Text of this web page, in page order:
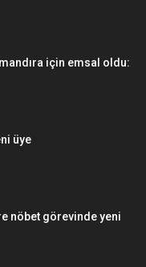
için emsal oldu:
üye
nöbet görevinde yeni